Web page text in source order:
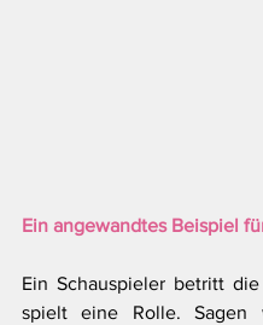
Ein angewandtes Beispiel
Ein Schauspieler betritt
spielt eine Rolle. Sagen